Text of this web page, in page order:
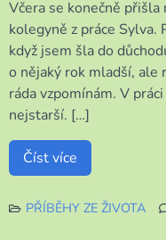
Včera se konečně
kolegyně z práce Sylva.
když jsem šla do
o nějaký rok mladší, ale
ráda vzpomínám. V
nejstarší. […]
Číst více
PŘÍBĚHY ZE ŽIVOTA